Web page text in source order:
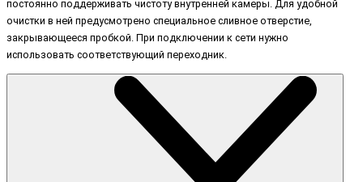
постоянно поддерживать чистоту внутренней камеры. Для удобной
очистки в ней предусмотрено специальное сливное отверстие,
закрывающееся пробкой. При подключении к сети нужно
использовать соответствующий переходник.